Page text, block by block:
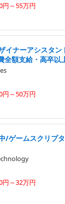
円～55万円
イナーアシスタ
全額支給・高卒以
円～50万円
/ゲームスクリプ
円～32万円